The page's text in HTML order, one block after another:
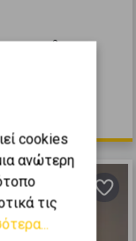
2
cookies
ανώτερη
τις